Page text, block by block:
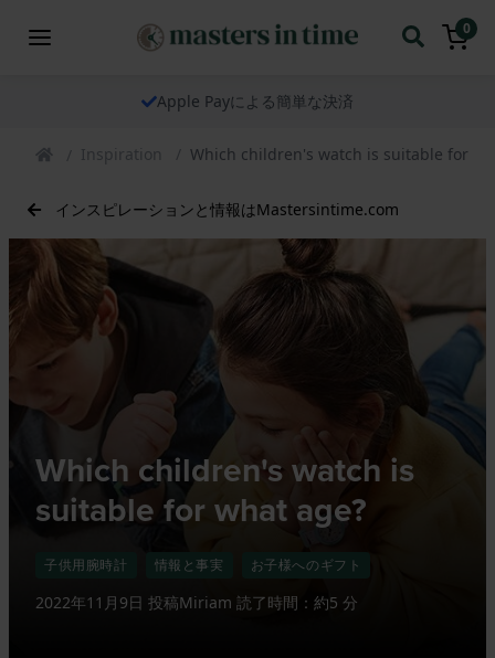
0
当社の時計は世界中へ発送いたします
Inspiration Which children's watch is suitable for
インスピレーションと情報はMastersintime.com
Which children's watch is
suitable for what age?
子供用腕時計 情報と事実 お子様へのギフト
2022年11月9日 投稿Miriam 読了時間：約5 分